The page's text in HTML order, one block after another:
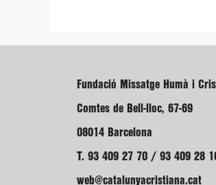
Fundació Missatge Humà i
Comtes de Bell-lloc, 67-69
08014 Barcelona
T. 93 409 27 70 / 93 409 28
web@catalunyacristiana.cat